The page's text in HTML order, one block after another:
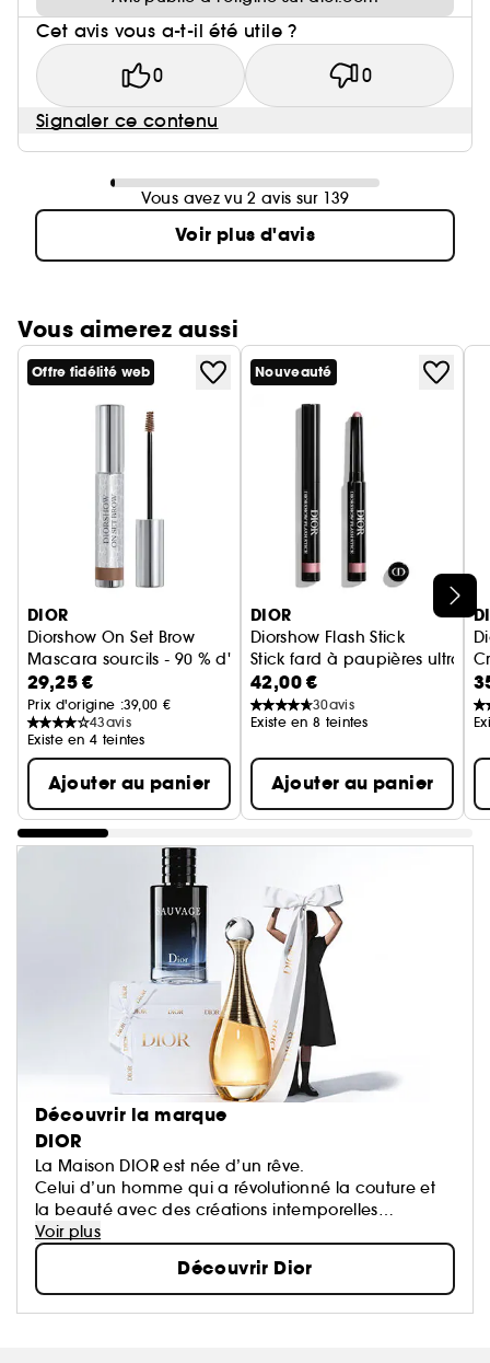
Cet avis vous a-t-il été utile ?
0 0
Signaler ce contenu
Vous avez vu 2 avis sur 139
Voir plus d'avis
Vous aimerez aussi
Ignorer le carrousel produits
Offre fidélité web
DIOR
Diorshow On Set Brow
Mascara sourcils - 90 % d'ingrédients d'origine naturelle
29,25 €
Prix d'origine :39,00 €
43avis
Existe en 4 teintes
Ajouter au panier
Nouveauté
DIOR
Diorshow Flash Stick
Stick fard à paupières ultra-
42,00 €
30avis
Existe en 8 teintes
Ajouter au panier
Découvrir la marque
DIOR
La Maison DIOR est née d’un rêve.
Celui d’un homme qui a révolutionné la couture et
la beauté avec des créations intemporelles
devenues des icônes.
Chaque création de la Maison porte une part de
son rêve qui oeuvre pour un monde plus beau et
plus heureux.
Voir plus
Découvrir Dior